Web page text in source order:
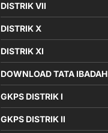
DISTRIK VII
DISTRIK X
DISTRIK XI
DOWNLOAD TATA IBADAH
GKPS DISTRIK I
GKPS DISTRIK II